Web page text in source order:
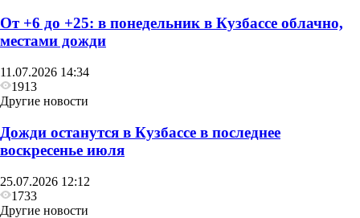
От +6 до +25: в понедельник в Кузбассе облачно,
местами дожди
11.07.2026 14:34
1913
Другие новости
Дожди останутся в Кузбассе в последнее
воскресенье июля
25.07.2026 12:12
1733
Другие новости